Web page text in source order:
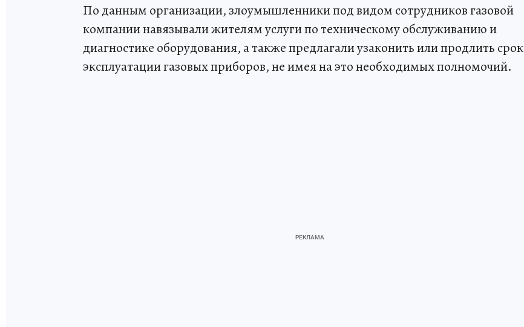
По данным организации, злоумышленники под видом сотрудников газовой
компании навязывали жителям услуги по техническому обслуживанию и
диагностике оборудования, а также предлагали узаконить или продлить срок
эксплуатации газовых приборов, не имея на это необходимых полномочий.